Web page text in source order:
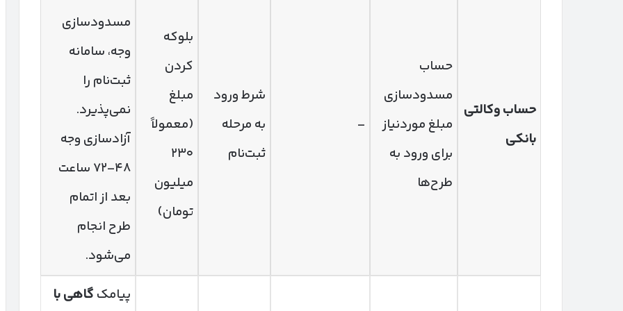
حساب وکالتی
بانکی
حساب
مسدودسازی
مبلغ موردنیاز
برای ورود به
طرح‌ها
–
شرط ورود
به مرحله
ثبت‌نام
بلوکه
کردن
مبلغ
(معمولاً
۲۳۰
میلیون
تومان)
مسدودسازی
وجه، سامانه
ثبت‌نام را
نمی‌پذیرد.
آزادسازی وجه
۴۸–۷۲ ساعت
بعد از اتمام
طرح انجام
می‌شود.
پیامک گاهی با